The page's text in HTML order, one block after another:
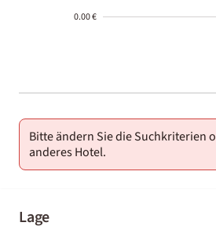
0.00 €
01-02
Bitte ändern Sie die Suchkriterien
anderes Hotel.
Lage